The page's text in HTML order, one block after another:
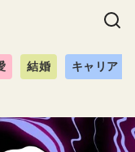
結婚 キャリア